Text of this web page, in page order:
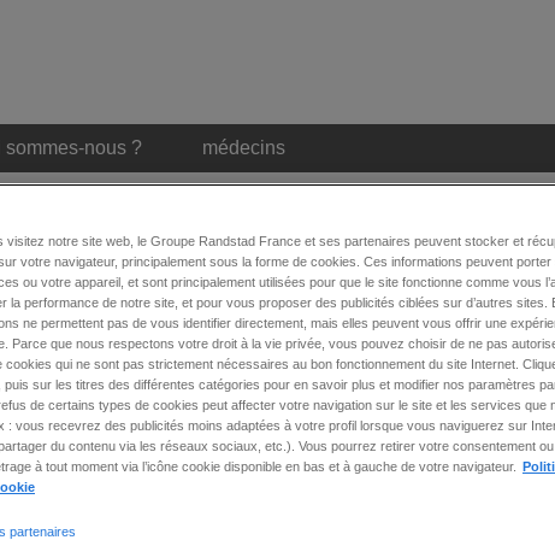
sommes-nous ? médecins
un compte épargne temps !
de votre salaire et de bénéficier d’une rémunération
visitez notre site web, le Groupe Randstad France et ses partenaires peuvent stocker et
votre navigateur, principalement sous la forme de cookies. Ces informations peuvent porter
ou votre appareil, et sont principalement utilisées pour que le site fonctionne comme vous
la performance de notre site, et pour vous proposer des publicités ciblées sur d’autres sites.
ne permettent pas de vous identifier directement, mais elles peuvent vous offrir une
Parce que nous respectons votre droit à la vie privée, vous pouvez choisir de ne pas
cookies qui ne sont pas strictement nécessaires au bon fonctionnement du site Internet.
puis sur les titres des différentes catégories pour en savoir plus et modifier nos paramètres
de certains types de cookies peut affecter votre navigation sur le site et les services que
: vous recevrez des publicités moins adaptées à votre profil lorsque vous naviguerez sur
du contenu via les réseaux sociaux, etc.). Vous pourrez retirer votre consentement
à tout moment via l’icône cookie disponible en bas et à gauche de votre navigateur.
partenaires